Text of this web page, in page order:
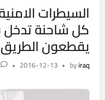
السيطرات
كل شاحنة تدخل
يقطعون الطريق
byiraq
•
2016-12-13
•